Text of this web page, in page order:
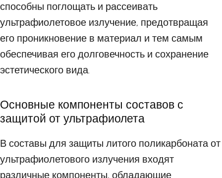
способны поглощать и рассеивать
ультрафиолетовое излучение, предотвращая
его проникновение в материал и тем самым
обеспечивая его долговечность и сохранение
эстетического вида.
Основные компоненты составов с
защитой от ультрафиолета
В составы для защиты литого поликарбоната от
ультрафиолетового излучения входят
различные компоненты, обладающие